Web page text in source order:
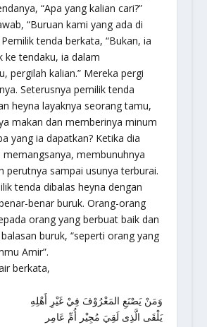
“Apa yang kalian cari?”
“Buruan kami yang ada di
tenda berkata, “Bukan, ia
ke tendaku, ia dalam
pergilah kalian.” Mereka pergi
Seterusnya pemilik tenda
heyna layaknya seorang tamu,
makan dan memberinya minum
yang ia dapatkan? Ketika dia
membunuhnya
perutnya sampai usunya terburai.
tenda dibalas heyna dengan
benar buruk. Orang-orang
orang yang berbuat baik dan
buruk, “seperti orang yang
Amir”.
berkata,
وَمَنْ يَصْنَعِ المَعْرُوْفَ فِيْ غَيْرِ أَهْلِهِ
يَلْقَى الَّذِى لَقِيَ مُجِيْر أُمِّ عَامِر